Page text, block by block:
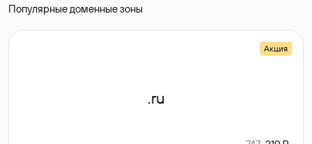
Популярные доменные зоны
Акция
.ru